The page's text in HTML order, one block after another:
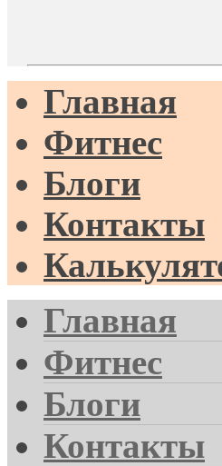
Главная
Фитнес
Блоги
Контакты
Главная
Фитнес
Блоги
Контакты